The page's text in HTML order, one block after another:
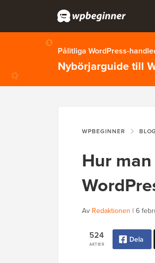
Pålitliga WordPress-
Nybörjarguide till
WPBEGINNER
Hur
Av Redaktionen | 6
AKTIER
524 Dela